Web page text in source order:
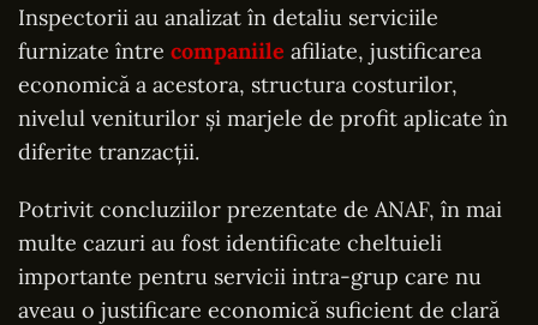
Inspectorii au analizat în detaliu serviciile
furnizate între companiile afiliate, justificarea
economică a acestora, structura costurilor,
nivelul veniturilor și marjele de profit aplicate în
diferite tranzacții.
Potrivit concluziilor prezentate de ANAF, în mai
multe cazuri au fost identificate cheltuieli
importante pentru servicii intra-grup care nu
aveau o justificare economică suficient de clară